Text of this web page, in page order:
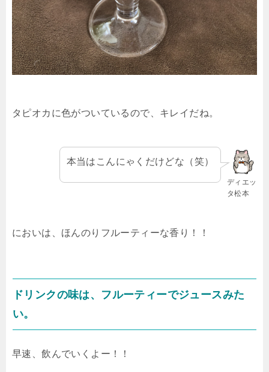
タピオカに色がついているので、キレイだね。
ディエッ
タ松本
本当はこんにゃくだけどな（笑）
においは、ほんのりフルーティーな香り！！
ドリンクの味は、フルーティーでジュースみた
い。
早速、飲んでいくよー！！